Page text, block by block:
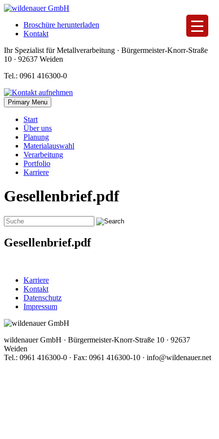
Skip
contentBroschüre herunterladen
Kontakt
Ihr Spezialist für Metallverarbeitung · Bürgermeister-Knorr-Straße
10 · 92637 Weiden
Tel.: 0961 416300-0
Primary Menu
Start
Über uns
Planung
Materialauswahl
Verarbeitung
Portfolio
Karriere
Gesellenbrief.pdf
Gesellenbrief.pdf
Karriere
Kontakt
Datenschutz
Impressum
wildenauer GmbH · Bürgermeister-Knorr-Straße 10 · 92637
Weiden
Tel.: 0961 416300-0 · Fax: 0961 416300-10 · info@wildenauer.net